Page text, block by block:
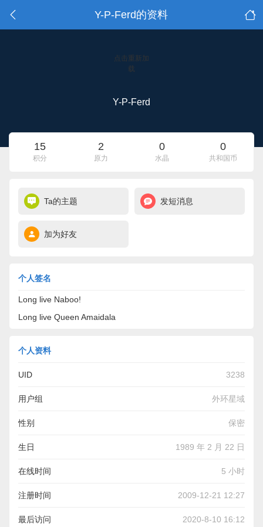
Y-P-Ferd的资料
点击重新加
载
Y-P-Ferd
15
积分
2
原力
0
水晶
0
共和国币
Ta的主题 发短消息
加为好友
个人签名
Long live Naboo!
Long live Queen Amaidala
个人资料
UID 3238
用户组 外环星域
性别 保密
生日 1989 年 2 月 22 日
在线时间 5 小时
注册时间 2009-12-21 12:27
最后访问 2020-8-10 16:12